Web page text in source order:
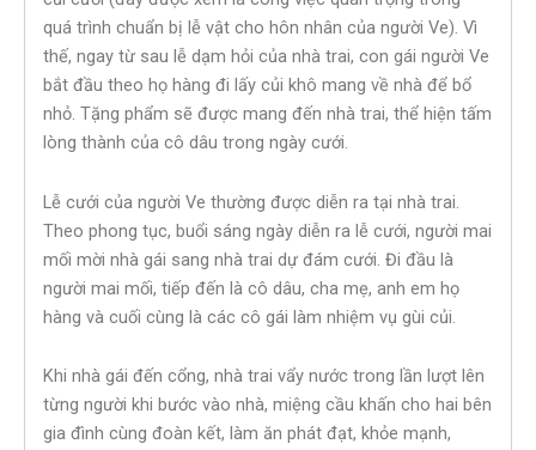
quá trình chuẩn bị lễ vật cho hôn nhân của người Ve). Vì
thế, ngay từ sau lễ dạm hỏi của nhà trai, con gái người Ve
bắt đầu theo họ hàng đi lấy củi khô mang về nhà để bổ
nhỏ. Tặng phẩm sẽ được mang đến nhà trai, thể hiện tấm
lòng thành của cô dâu trong ngày cưới.
Lễ cưới của người Ve thường được diễn ra tại nhà trai.
Theo phong tục, buổi sáng ngày diễn ra lễ cưới, người mai
mối mời nhà gái sang nhà trai dự đám cưới. Đi đầu là
người mai mối, tiếp đến là cô dâu, cha mẹ, anh em họ
hàng và cuối cùng là các cô gái làm nhiệm vụ gùi củi.
Khi nhà gái đến cổng, nhà trai vẩy nước trong lần lượt lên
từng người khi bước vào nhà, miệng cầu khấn cho hai bên
gia đình cùng đoàn kết, làm ăn phát đạt, khỏe mạnh,